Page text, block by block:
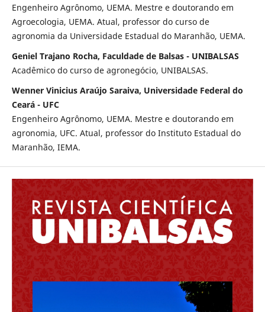
Engenheiro Agrônomo, UEMA. Mestre e doutorando em
Agroecologia, UEMA. Atual, professor do curso de
agronomia da Universidade Estadual do Maranhão, UEMA.
Geniel Trajano Rocha, Faculdade de Balsas - UNIBALSAS
Acadêmico do curso de agronegócio, UNIBALSAS.
Wenner Vinicius Araújo Saraiva, Universidade Federal do
Ceará - UFC
Engenheiro Agrônomo, UEMA. Mestre e doutorando em
agronomia, UFC. Atual, professor do Instituto Estadual do
Maranhão, IEMA.